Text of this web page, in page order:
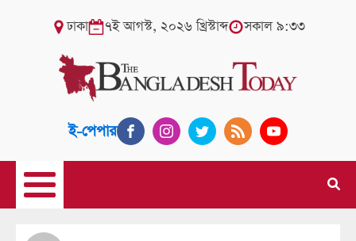
ঢাকা ৭ই আগস্ট, ২০২৬ খ্রিস্টাব্দ সকাল ৯:৩৩
ই-পেপার